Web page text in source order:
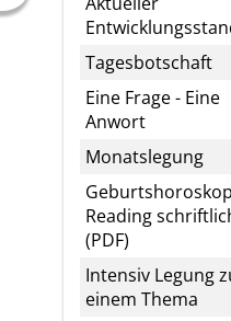
Tagesbotschaft
Eine Frage - Eine
Anwort
Monatslegung
Reading
(PDF)
Intensiv Legung
einem Thema